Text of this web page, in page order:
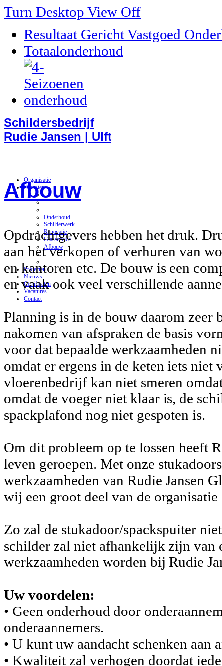
Turn Desktop View Off
Resultaat Gericht Vastgoed
Totaalonderhoud
Schildersbedrijf
Rudie Jansen | Ulft
Organisatie
Diensten
Onderhoud
Schilderwerk
Renovatie
Glasservice
Afbouw
Projecten
Nieuws
Certificaten
Vacatures
Contact
Afbouw
Opdrachtgevers hebben het druk.
aan het verkopen of verhuren van
en kantoren etc. De bouw is een
en vaak ook veel verschillende
Planning is in de bouw daarom zeer
nakomen van afspraken de basis
voor dat bepaalde werkzaamheden
omdat er ergens in de keten iets
vloerenbedrijf kan niet smeren
omdat de voeger niet klaar is, de
spackplafond nog niet gespoten is.
Om dit probleem op te lossen heeft
leven geroepen. Met onze
werkzaamheden van Rudie Jansen
wij een groot deel van de organisatie
Zo zal de stukadoor/spackspuiter
schilder zal niet afhankelijk zijn van
werkzaamheden worden bij Rudie
Uw voordelen:
• Geen onderhoud door
onderaannemers.
• U kunt uw aandacht schenken aan
• Kwaliteit zal verhogen doordat